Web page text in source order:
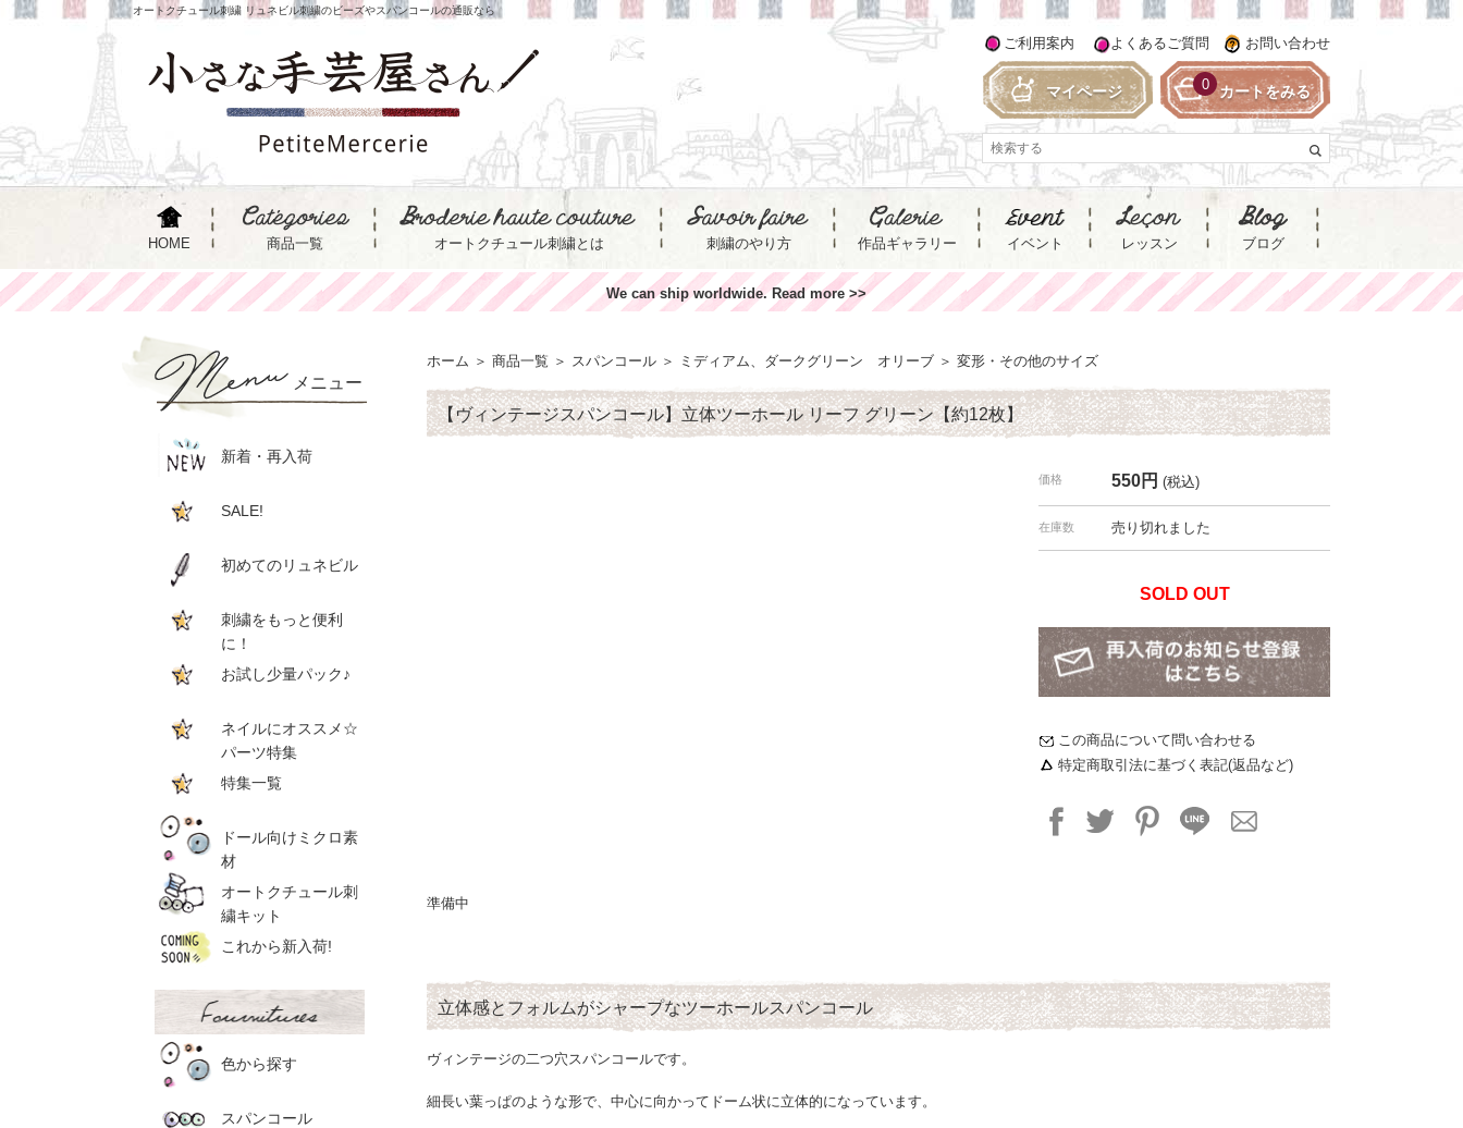
オートクチュール刺繍 リュネビル刺繍のビーズやスパンコールの通販なら
HOME 商品一覧 オートクチュール刺繍とは 刺繍のやり方 作品ギャラリー イベント レッスン ブログ
ご利用案内 よくあるご質問 お問い合わせ
マイページ カートをみる
0
We can ship worldwide. Read more >>
ホーム ＞ 商品一覧 ＞ スパンコール ＞ ミディアム、ダークグリーン オリーブ ＞ 変形・その他のサイズ
【ヴィンテージスパンコール】立体ツーホール リーフ グリーン【約12枚】
価格 550円 (税込)
在庫数 売り切れました
SOLD OUT
この商品について問い合わせる
特定商取引法に基づく表記(返品など)
準備中
立体感とフォルムがシャープなツーホールスパンコール
ヴィンテージの二つ穴スパンコールです。
細長い葉っぱのような形で、中心に向かってドーム状に立体的になっています。
メニュー
新着・再入荷
SALE!
初めてのリュネビル
刺繍をもっと便利
に！
お試し少量パック♪
ネイルにオススメ☆
パーツ特集
特集一覧
ドール向けミクロ素
材
オートクチュール刺
繍キット
これから新入荷!
色から探す
スパンコール